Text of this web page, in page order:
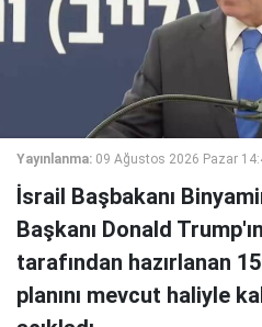
Yayınlanma: 09 Ağustos 2026 Pazar
İsrail Başbakanı
Başkanı Donald
tarafından hazırlanan
planını mevcut haliyle